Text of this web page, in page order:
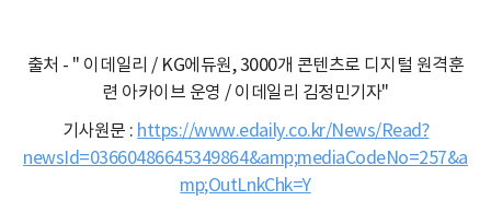
출처 - " 이데일리 / KG에듀원, 3000개 콘텐츠로 디지털 원격훈
련 아카이브 운영 / 이데일리 김정민기자"
기사원문 : https://www.edaily.co.kr/News/Read?
newsId=03660486645349864&amp;mediaCodeNo=257&a
mp;OutLnkChk=Y